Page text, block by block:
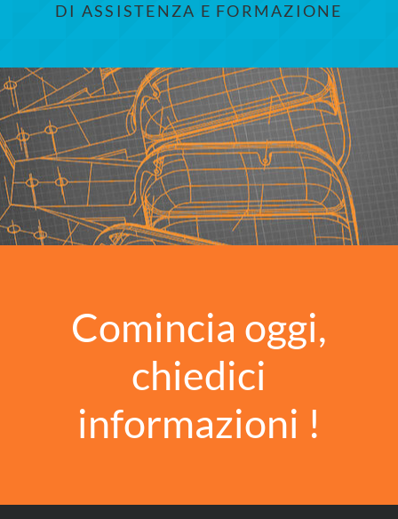
DI ASSISTENZA E FORMAZIONE
Comincia oggi,
chiedici
informazioni !